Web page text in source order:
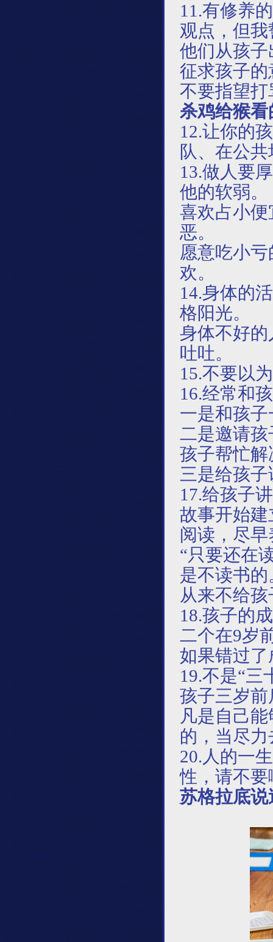
11.有修养
观点，但
他们从孩
征求孩子的
不要指望
杀鸡给猴
12.让你的
队、在公
13.做人要
他的软弱。
喜欢占小
恶。
愿意吃小
欢。
14.身体的
格阳光。
身体不好
吐吐。
15.不要以
16.经常和
一是和孩
二是邀请
孩子帮忙
三是给孩
17.给孩子
故事开始
阅读，尽
“只要还在
是不读书的
从来不给
18.孩子的
二个在9岁
如果错过
19.不是“三
孩子三岁
凡是自己
的，当尽
20.人的一
性，请不
苏格拉底说